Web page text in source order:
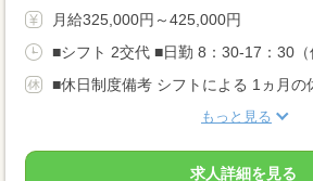
月給325,000円～425,000円
■シフト 2交代 ■日勤 8：30-17：30（
■休日制度備考 シフトによる 1ヵ月の
もっと見る
求人詳細を見る